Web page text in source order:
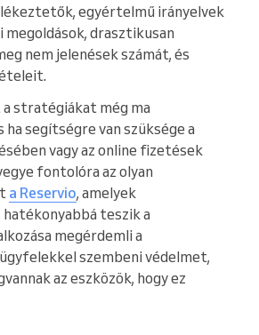
egyértelmű irányelvek
drasztikusan
nem jelenések számát, és
stratégiákat még ma
ha segítségre van szüksége a
vagy az online fizetések
fontolóra az olyan
a Reservio, amelyek
teszik a
megérdemli a
szembeni védelmet,
az eszközök, hogy ez